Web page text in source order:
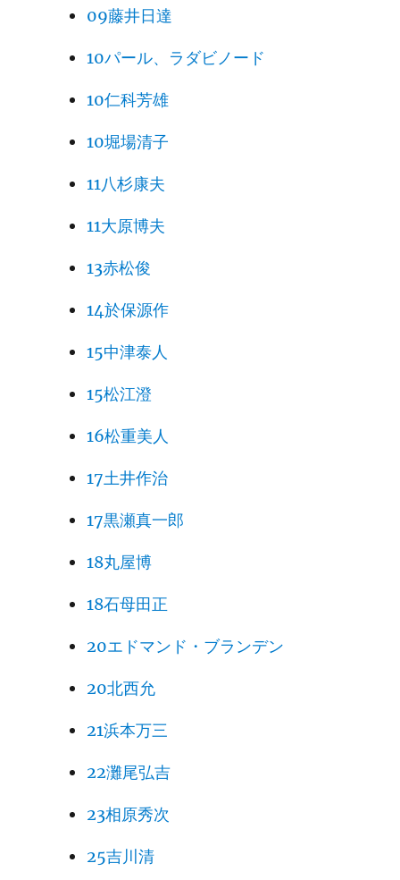
09藤井日達
10パール、ラダビノード
10仁科芳雄
10堀場清子
11八杉康夫
11大原博夫
13赤松俊
14於保源作
15中津泰人
15松江澄
16松重美人
17土井作治
17黒瀬真一郎
18丸屋博
18石母田正
20エドマンド・ブランデン
20北西允
21浜本万三
22灘尾弘吉
23相原秀次
25吉川清